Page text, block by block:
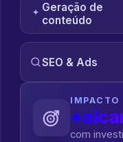
Geração de
conteúdo
SEO & Ads
IMPACTO
com